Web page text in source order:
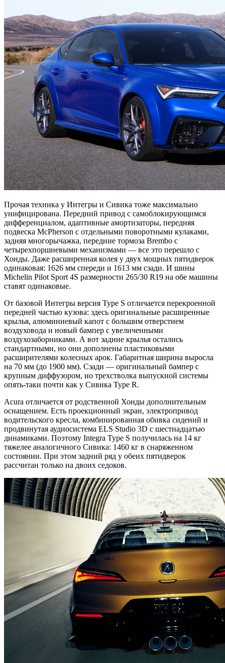
Прочая техника у Интегры и Сивика тоже максимально
унифицирована. Передний привод с самоблокирующимся
дифференциалом, адаптивные амортизаторы, передняя
подвеска McPherson с отдельными поворотными кулаками,
задняя многорычажка, передние тормоза Brembo с
четырехпоршневыми механизмами — все это перешло с
Хонды. Даже расширенная колея у двух мощных пятидверок
одинаковая: 1626 мм спереди и 1613 мм сзади. И шины
Michelin Pilot Sport 4S размерности 265/30 R19 на обе машины
ставят одинаковые.
От базовой Интегры версия Type S отличается перекроенной
передней частью кузова: здесь оригинальные расширенные
крылья, алюминиевый капот с большим отверстием
воздуховода и новый бампер с увеличенными
воздухозаборниками. А вот задние крылья остались
стандартными, но они дополнены пластиковыми
расширителями колесных арок. Габаритная ширина выросла
на 70 мм (до 1900 мм). Сзади — оригинальный бампер с
крупным диффузором, но трехстволка выпускной системы
опять-таки почти как у Сивика Type R.
Acura отличается от родственной Хонды дополнительным
оснащением. Есть проекционный экран, электропривод
водительского кресла, комбинированная обивка сидений и
продвинутая аудиосистема ELS Studio 3D с шестнадцатью
динамиками. Поэтому Integra Type S получилась на 14 кг
тяжелее аналогичного Сивика: 1460 кг в снаряженном
состоянии. При этом задний ряд у обеих пятидверок
рассчитан только на двоих седоков.